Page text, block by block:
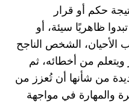
حكم أو قرار
ظاهريًا سيئة، أو
الأحيان، الشخص الناجح
ويتعلم من أخطائه، ثم
من شأنها أن تُعزز من
والمهارة في مواجهة